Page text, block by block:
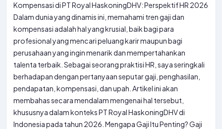
Kompensasi di PT Royal HaskoningDHV: Perspektif HR 2026
Dalam dunia yang dinamis ini, memahami tren gaji dan
kompensasi adalah hal yang krusial, baik bagi para
profesional yang mencari peluang karir maupun bagi
perusahaan yang ingin menarik dan mempertahankan
talenta terbaik. Sebagai seorang praktisi HR, saya seringkali
berhadapan dengan pertanyaan seputar gaji, penghasilan,
pendapatan, kompensasi, dan upah. Artikel ini akan
membahas secara mendalam mengenai hal tersebut,
khususnya dalam konteks PT Royal HaskoningDHV di
Indonesia pada tahun 2026. Mengapa Gaji Itu Penting? Gaji